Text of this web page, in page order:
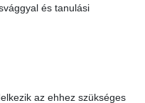
és tanulási
az ehhez szükséges